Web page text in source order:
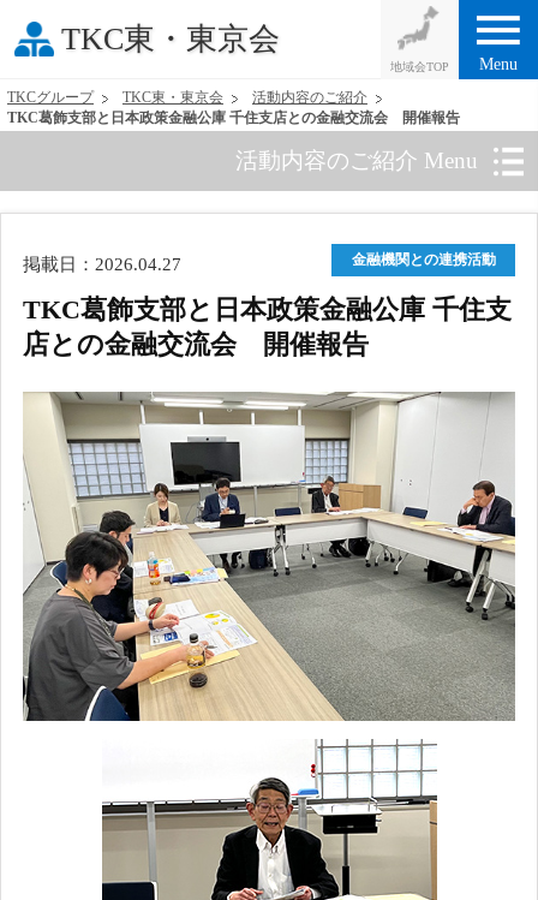
TKC東・東京会 menu
Menu
TKCグループ TKC東・東京会
活動内容のご紹介
TKC葛飾支部と日本政策金融公庫 千住支店との金融交流会 開催報告
活動内容のご紹介 Menu
掲載日：2026.04.27 金融機関との連携活動
TKC葛飾支部と日本政策金融公庫 千住支
店との金融交流会 開催報告